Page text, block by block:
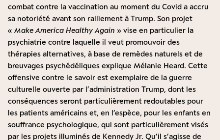
combat contre la vaccination au moment du Covid a accru
sa notoriété avant son ralliement à Trump. Son projet
« Make America Healthy Again » vise en particulier la
psychiatrie contre laquelle il veut promouvoir des
thérapies alternatives, à base de remèdes naturels et de
breuvages psychédéliques explique Mélanie Heard. Cette
offensive contre le savoir est exemplaire de la guerre
culturelle ouverte par l’administration Trump, dont les
conséquences seront particulièrement redoutables pour
les patients américains et, en l’espèce, pour les enfants en
souffrance psychologique, qui sont particulièrement visés
par les projets illuminés de Kennedy Jr. Qu’il s’agisse de